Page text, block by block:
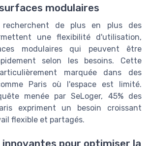
modulaires
recherchent de plus en plus des
une flexibilité d'utilisation,
modulaires qui peuvent être
selon les besoins. Cette
marquée dans des
Paris où l'espace est limité.
menée par SeLoger, 45% des
expriment un besoin croissant
flexible et partagés.
innovantes pour optimiser la